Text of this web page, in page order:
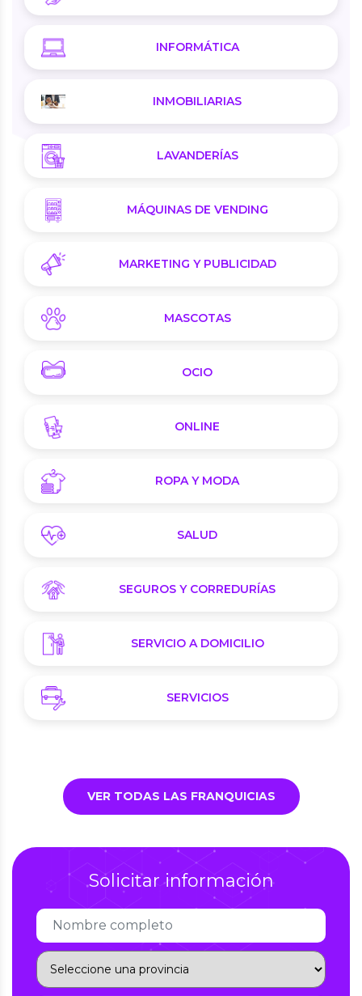
INFORMÁTICA
INMOBILIARIAS
LAVANDERÍAS
MÁQUINAS DE VENDING
MARKETING Y PUBLICIDAD
MASCOTAS
OCIO
ONLINE
ROPA Y MODA
SALUD
SEGUROS Y CORREDURÍAS
SERVICIO A DOMICILIO
SERVICIOS
VER TODAS LAS FRANQUICIAS
Solicitar información